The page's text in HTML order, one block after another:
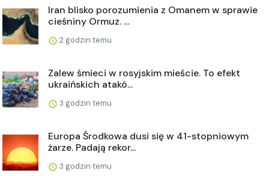
Iran blisko porozumienia z Omanem w sprawie
cieśniny Ormuz. ...
2 godzin temu
Zalew śmieci w rosyjskim mieście. To efekt
ukraińskich atakó...
3 godzin temu
Europa Środkowa dusi się w 41-stopniowym
żarze. Padają rekor...
3 godzin temu